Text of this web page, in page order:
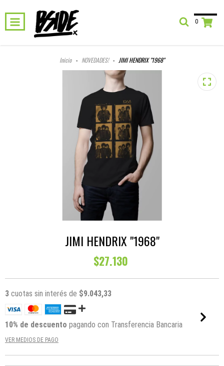
0
Inicio - NOVEDADES! - JIMI HENDRIX "1968"
JIMI HENDRIX "1968"
$27.130
3 cuotas sin interés de $9.043,33
10% de descuento pagando con Transferencia Bancaria
VER MEDIOS DE PAGO